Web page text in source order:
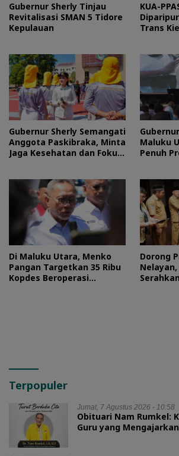
Gubernur Sherly Tinjau
Revitalisasi SMAN 5 Tidore
Kepulauan
KUA-
Trans
Gubernur Sherly Semangati
Anggota Paskibraka, Minta
Jaga Kesehatan dan Fokus
Maluku
Penuh
Di Maluku Utara, Menko
Pangan Targetkan 35 Ribu
Kopdes Beroperasi
Dorong
Terpopuler
Jumat, 7 Agustus 2026 - 10:58
Obituari Nam Rumkel:
Guru yang